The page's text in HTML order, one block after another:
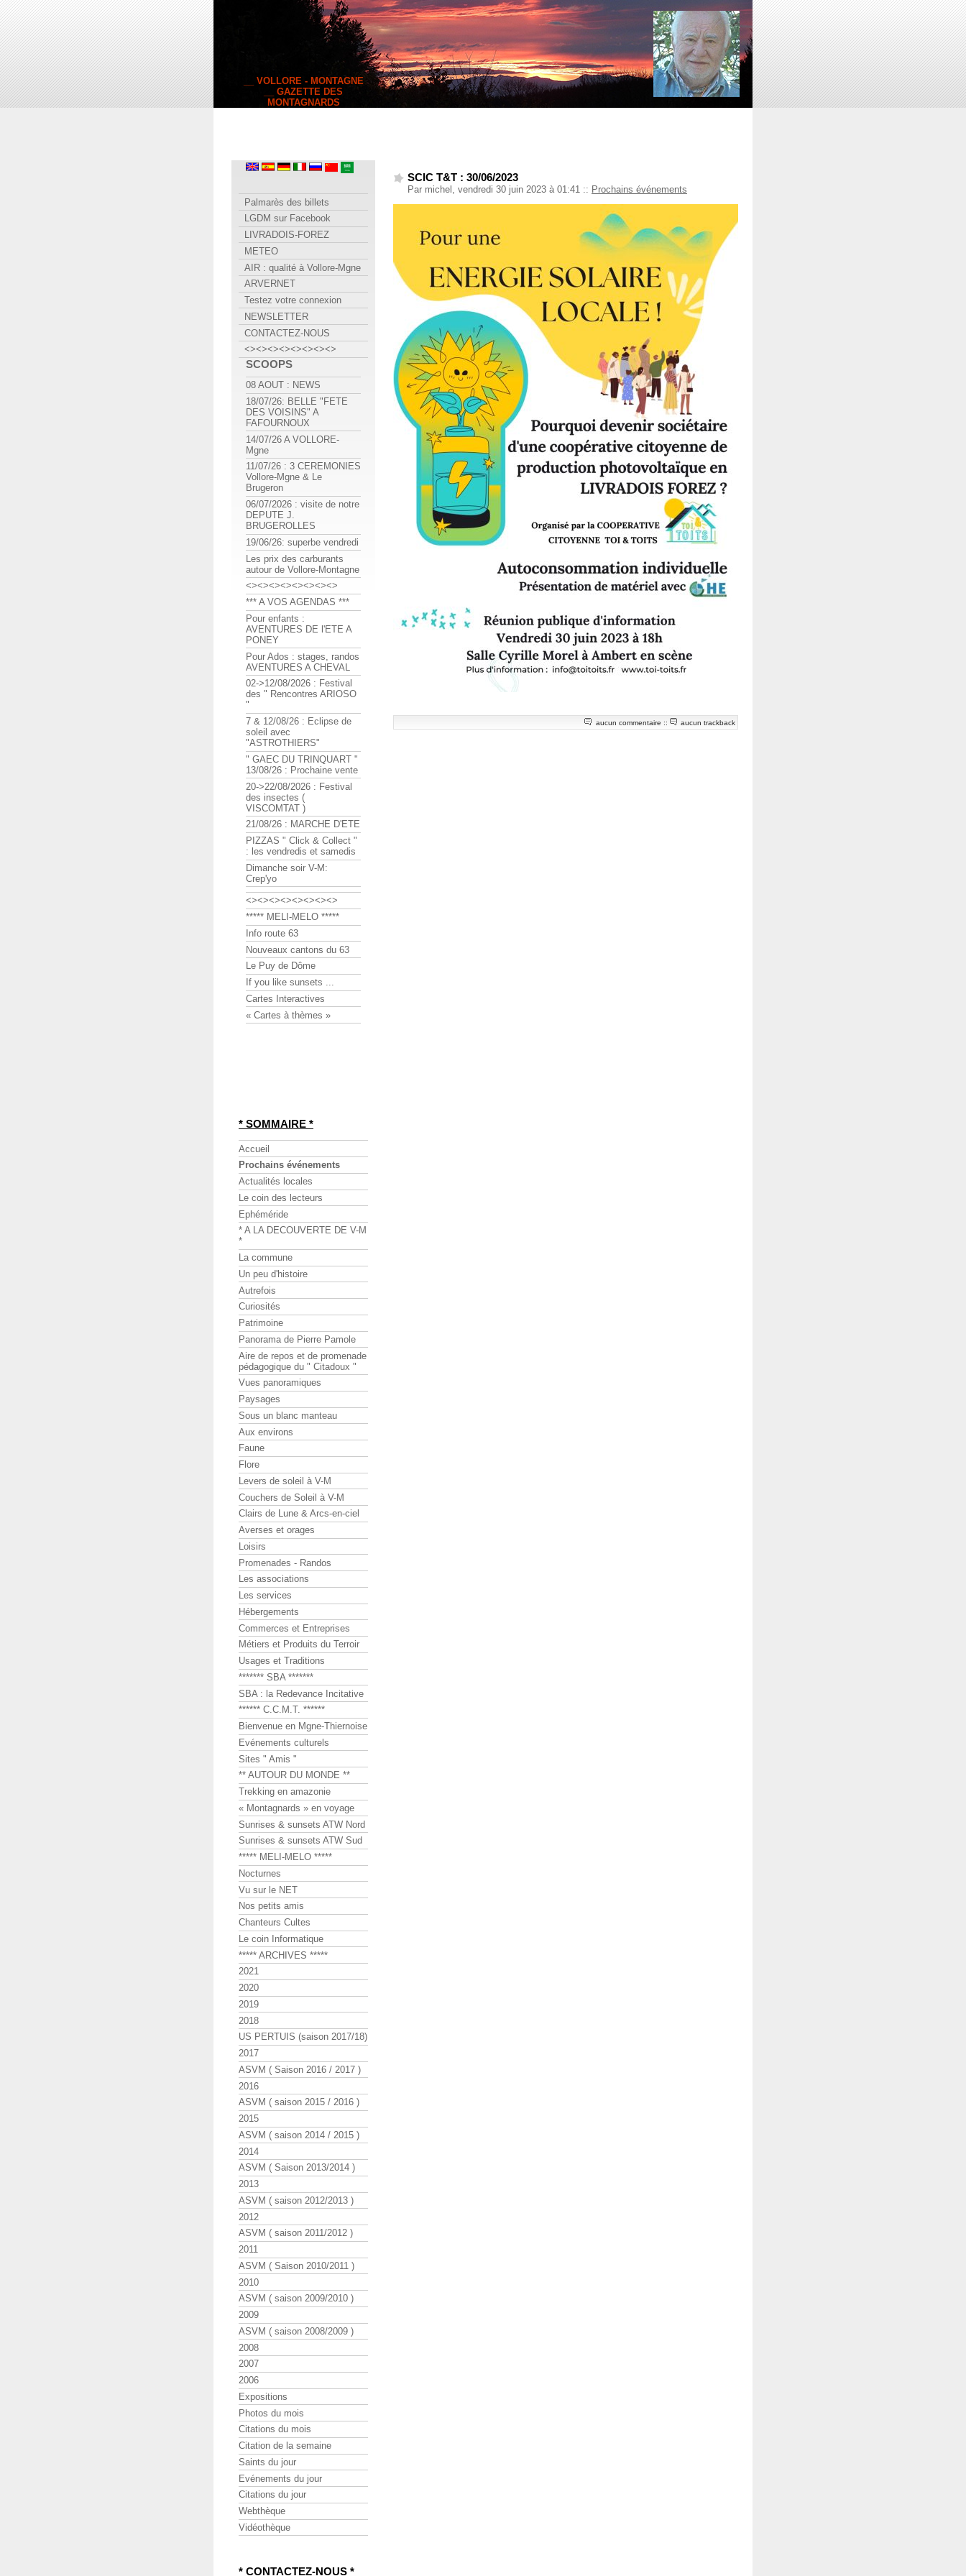
__ VOLLORE - MONTAGNE
__ GAZETTE DES
MONTAGNARDS
SCIC T&T : 30/06/2023
Par michel, vendredi 30 juin 2023 à 01:41 :: Prochains événements
aucun commentaire :: aucun trackback
Palmarès des billets
LGDM sur Facebook
LIVRADOIS-FOREZ
METEO
AIR : qualité à Vollore-Mgne
ARVERNET
Testez votre connexion
NEWSLETTER
CONTACTEZ-NOUS
<><><><><><><><>
SCOOPS
08 AOUT : NEWS
18/07/26: BELLE "FETE
DES VOISINS" A
FAFOURNOUX
14/07/26 A VOLLORE-
Mgne
11/07/26 : 3 CEREMONIES
Vollore-Mgne & Le
Brugeron
06/07/2026 : visite de notre
DEPUTE J.
BRUGEROLLES
19/06/26: superbe vendredi
Les prix des carburants
autour de Vollore-Montagne
<><><><><><><><>
*** A VOS AGENDAS ***
Pour enfants :
AVENTURES DE l'ETE A
PONEY
Pour Ados : stages, randos
AVENTURES A CHEVAL
02->12/08/2026 : Festival
des " Rencontres ARIOSO
"
7 & 12/08/26 : Eclipse de
soleil avec
"ASTROTHIERS"
" GAEC DU TRINQUART "
13/08/26 : Prochaine vente
20->22/08/2026 : Festival
des insectes (
VISCOMTAT )
21/08/26 : MARCHE D'ETE
PIZZAS " Click & Collect "
: les vendredis et samedis
Dimanche soir V-M:
Crep'yo
<><><><><><><><>
***** MELI-MELO *****
Info route 63
Nouveaux cantons du 63
Le Puy de Dôme
If you like sunsets ...
Cartes Interactives
« Cartes à thèmes »
* SOMMAIRE *
Accueil
Prochains événements
Actualités locales
Le coin des lecteurs
Ephéméride
* A LA DECOUVERTE DE V-M
*
La commune
Un peu d'histoire
Autrefois
Curiosités
Patrimoine
Panorama de Pierre Pamole
Aire de repos et de promenade
pédagogique du " Citadoux "
Vues panoramiques
Paysages
Sous un blanc manteau
Aux environs
Faune
Flore
Levers de soleil à V-M
Couchers de Soleil à V-M
Clairs de Lune & Arcs-en-ciel
Averses et orages
Loisirs
Promenades - Randos
Les associations
Les services
Hébergements
Commerces et Entreprises
Métiers et Produits du Terroir
Usages et Traditions
******* SBA *******
SBA : la Redevance Incitative
****** C.C.M.T. ******
Bienvenue en Mgne-Thiernoise
Evénements culturels
Sites " Amis "
** AUTOUR DU MONDE **
Trekking en amazonie
« Montagnards » en voyage
Sunrises & sunsets ATW Nord
Sunrises & sunsets ATW Sud
***** MELI-MELO *****
Nocturnes
Vu sur le NET
Nos petits amis
Chanteurs Cultes
Le coin Informatique
***** ARCHIVES *****
2021
2020
2019
2018
US PERTUIS (saison 2017/18)
2017
ASVM ( Saison 2016 / 2017 )
2016
ASVM ( saison 2015 / 2016 )
2015
ASVM ( saison 2014 / 2015 )
2014
ASVM ( Saison 2013/2014 )
2013
ASVM ( saison 2012/2013 )
2012
ASVM ( saison 2011/2012 )
2011
ASVM ( Saison 2010/2011 )
2010
ASVM ( saison 2009/2010 )
2009
ASVM ( saison 2008/2009 )
2008
2007
2006
Expositions
Photos du mois
Citations du mois
Citation de la semaine
Saints du jour
Evénements du jour
Citations du jour
Webthèque
Vidéothèque
* CONTACTEZ-NOUS *